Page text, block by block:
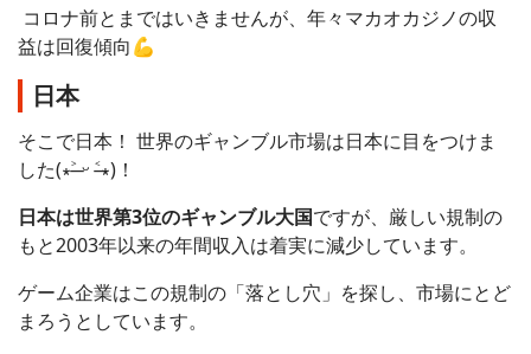
コロナ前とまではいきませんが、年々マカオカジノの収
益は回復傾向💪
日本
そこで日本！ 世界のギャンブル市場は日本に目をつけま
した(∗˃̶ ᵕ ˂̶∗)！
日本は世界第3位のギャンブル大国ですが、厳しい規制の
もと2003年以来の年間収入は着実に減少しています。
ゲーム企業はこの規制の「落とし穴」を探し、市場にとど
まろうとしています。